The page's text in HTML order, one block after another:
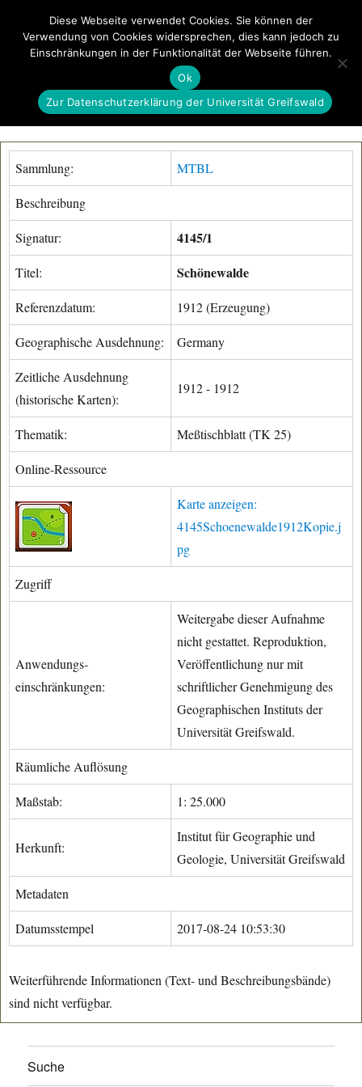
GeoGREIF MENÜ
Sammlung: MTBL
Beschreibung
Signatur: 4145/1
Titel: Schönewalde
Referenzdatum: 1912 (Erzeugung)
Geographische Ausdehnung: Germany
Zeitliche Ausdehnung
(historische Karten):
1912 - 1912
Thematik: Meßtischblatt (TK 25)
Online-Ressource
Karte anzeigen:
4145Schoenewalde1912Kopie.j
pg
Zugriff
Anwendungs-
einschränkungen:
Weitergabe dieser Aufnahme
nicht gestattet. Reproduktion,
Veröffentlichung nur mit
schriftlicher Genehmigung des
Geographischen Instituts der
Universität Greifswald.
Räumliche Auflösung
Maßstab: 1: 25.000
Herkunft:
Institut für Geographie und
Geologie, Universität Greifswald
Metadaten
Datumsstempel 2017-08-24 10:53:30
Weiterführende Informationen (Text- und Beschreibungsbände)
sind nicht verfügbar.
Suche
Diese Webseite verwendet Cookies. Sie können der
Verwendung von Cookies widersprechen, dies kann jedoch zu
Einschränkungen in der Funktionalität der Webseite führen.
Ok
Zur Datenschutzerklärung der Universität Greifswald